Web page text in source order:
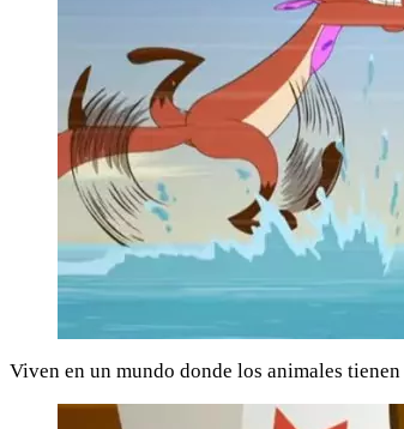
Viven en un mundo donde los animales